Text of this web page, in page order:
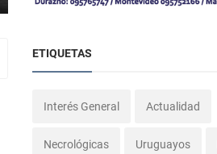
ETIQUETAS
Interés General Actualidad
Necrológicas Uruguayos